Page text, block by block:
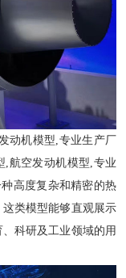
动机模型,专业生产厂
,航空发动机模型,专业
高度复杂和精密的热
类模型能够直观展示
科研及工业领域的用